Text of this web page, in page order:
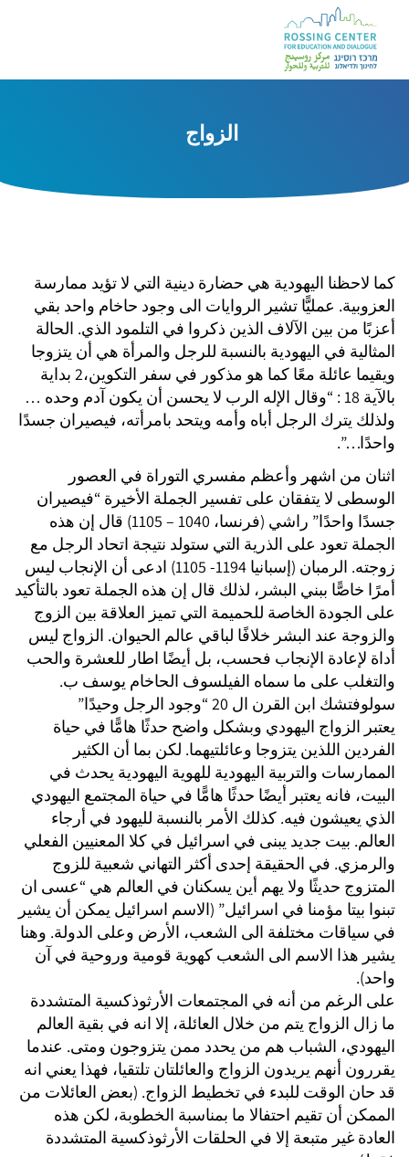
الزواج
كما لاحظنا اليهودية هي حضارة دينية التي لا تؤيد ممارسة
العزوبية. عمليًّا تشير الروايات الى وجود حاخام واحد بقي
أعزبًا من بين الآلاف الذين ذكروا في التلمود الذي. الحالة
المثالية في اليهودية بالنسبة للرجل والمرأة هي أن يتزوجا
ويقيما عائلة معًا كما هو مذكور في سفر التكوين،2 بداية
بالآية 18 : “وقال الإله الرب لا يحسن أن يكون آدم وحده …
ولذلك يترك الرجل أباه وأمه ويتحد بامرأته، فيصيران جسدًا
واحدًا…”.
اثنان من اشهر وأعظم مفسري التوراة في العصور
الوسطى لا يتفقان على تفسير الجملة الأخيرة “فيصيران
جسدًا واحدًا” راشي (فرنسا، 1040 – 1105) قال إن هذه
الجملة تعود على الذرية التي ستولد نتيجة اتحاد الرجل مع
زوجته. الرمبان (إسبانيا 1194- 1105) ادعى أن الإنجاب ليس
أمرًا خاصًّا ببني البشر، لذلك قال إن هذه الجملة تعود بالتأكيد
على الجودة الخاصة للحميمة التي تميز العلاقة بين الزوج
والزوجة عند البشر خلافًا لباقي عالم الحيوان. الزواج ليس
أداة لإعادة الإنجاب فحسب، بل أيضًا اطار للعشرة والحب
والتغلب على ما سماه الفيلسوف الحاخام يوسف ب.
سولوفتشك ابن القرن ال 20 “وجود الرجل وحيدًا”
يعتبر الزواج اليهودي وبشكل واضح حدثًا هامًّا في حياة
الفردين اللذين يتزوجا وعائلتيهما. لكن بما أن الكثير
الممارسات والتربية اليهودية للهوية اليهودية يحدث في
البيت، فانه يعتبر أيضًا حدثًا هامًّا في حياة المجتمع اليهودي
الذي يعيشون فيه. كذلك الأمر بالنسبة لليهود في أرجاء
العالم. بيت جديد يبنى في اسرائيل في كلا المعنيين الفعلي
والرمزي. في الحقيقة إحدى أكثر التهاني شعبية للزوج
المتزوج حديثًا ولا يهم أين يسكنان في العالم هي “عسى ان
تبنوا بيتا مؤمنا في اسرائيل” (الاسم اسرائيل يمكن أن يشير
في سياقات مختلفة الى الشعب، الأرض وعلى الدولة. وهنا
يشير هذا الاسم الى الشعب كهوية قومية وروحية في آن
واحد).
على الرغم من أنه في المجتمعات الأرثوذكسية المتشددة
ما زال الزواج يتم من خلال العائلة، إلا انه في بقية العالم
اليهودي، الشباب هم من يحدد ممن يتزوجون ومتى. عندما
يقررون أنهم يريدون الزواج والعائلتان تلتقيا، فهذا يعني انه
قد حان الوقت للبدء في تخطيط الزواج. (بعض العائلات من
الممكن أن تقيم احتفالا ما بمناسبة الخطوبة، لكن هذه
العادة غير متبعة إلا في الحلقات الأرثوذكسية المتشددة